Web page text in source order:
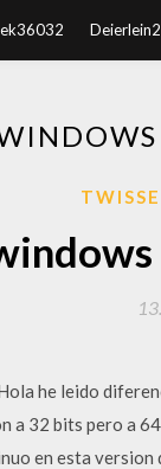
he leido
32 bits pero a
en esta